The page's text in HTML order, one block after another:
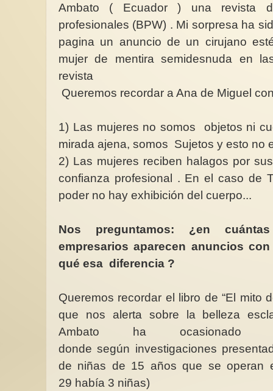
Ambato ( Ecuador ) una revista
profesionales (BPW) . Mi sorpresa ha
pagina un anuncio de un cirujano
mujer de mentira semidesnuda en
revista
Queremos recordar a Ana de Miguel
1) Las mujeres no somos objetos ni
mirada ajena, somos Sujetos y esto no
2) Las mujeres reciben halagos por
confianza profesional . En el caso de
poder no hay exhibición del cuerpo...
Nos preguntamos: ¿en
empresarios aparecen anuncios
qué esa diferencia ?
Queremos recordar el libro de“El mito
que nos alerta sobre la belleza
Ambato ha
donde según investigaciones
de niñas de 15 años que se operan
29 había 3 niñas)
Antagonismos
para la cuarta ola (2)
como un concepto
un...